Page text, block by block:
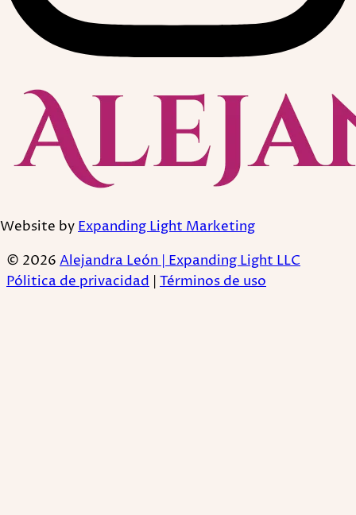
Website byExpanding Light Marketing
© 2026 Alejandra León | Expanding Light LLC
Pólitica de privacidad Términos de uso